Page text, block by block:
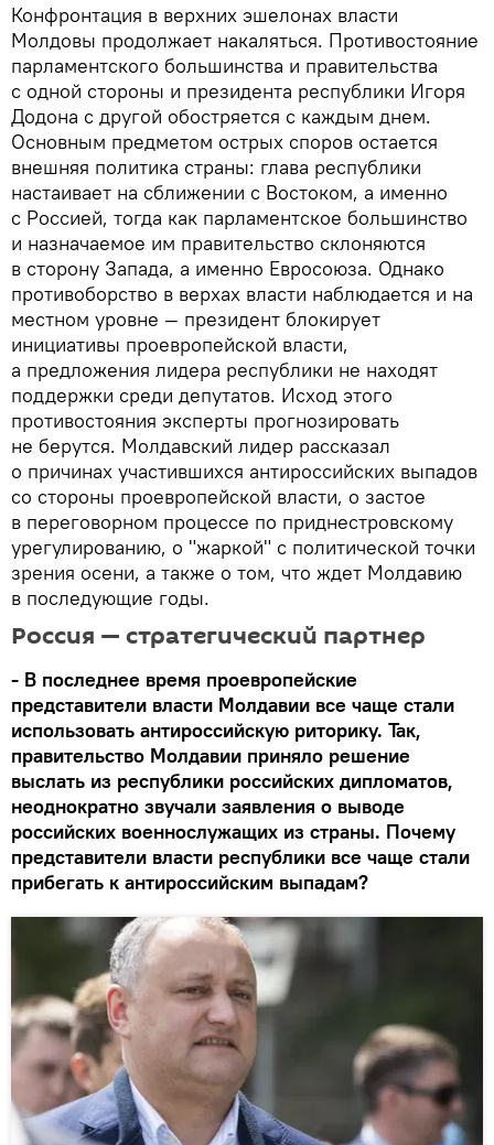
Конфронтация в верхних эшелонах власти
Молдовы продолжает накаляться. Противостояние
парламентского большинства и правительства
с одной стороны и президента республики Игоря
Додона с другой обостряется с каждым днем.
Основным предметом острых споров остается
внешняя политика страны: глава республики
настаивает на сближении с Востоком, а именно
с Россией, тогда как парламентское большинство
и назначаемое им правительство склоняются
в сторону Запада, а именно Евросоюза. Однако
противоборство в верхах власти наблюдается и на
местном уровне — президент блокирует
инициативы проевропейской власти,
а предложения лидера республики не находят
поддержки среди депутатов. Исход этого
противостояния эксперты прогнозировать
не берутся. Молдавский лидер рассказал
о причинах участившихся антироссийских выпадов
со стороны проевропейской власти, о застое
в переговорном процессе по приднестровскому
урегулированию, о "жаркой" с политической точки
зрения осени, а также о том, что ждет Молдавию
в последующие годы.
Россия — стратегический партнер
- В последнее время проевропейские
представители власти Молдавии все чаще стали
использовать антироссийскую риторику. Так,
правительство Молдавии приняло решение
выслать из республики российских дипломатов,
неоднократно звучали заявления о выводе
российских военнослужащих из страны. Почему
представители власти республики все чаще стали
прибегать к антироссийским выпадам?